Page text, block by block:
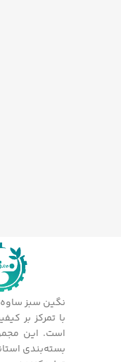
نگین سبز
با تمرکز بر
است. این
بسته‌بندی